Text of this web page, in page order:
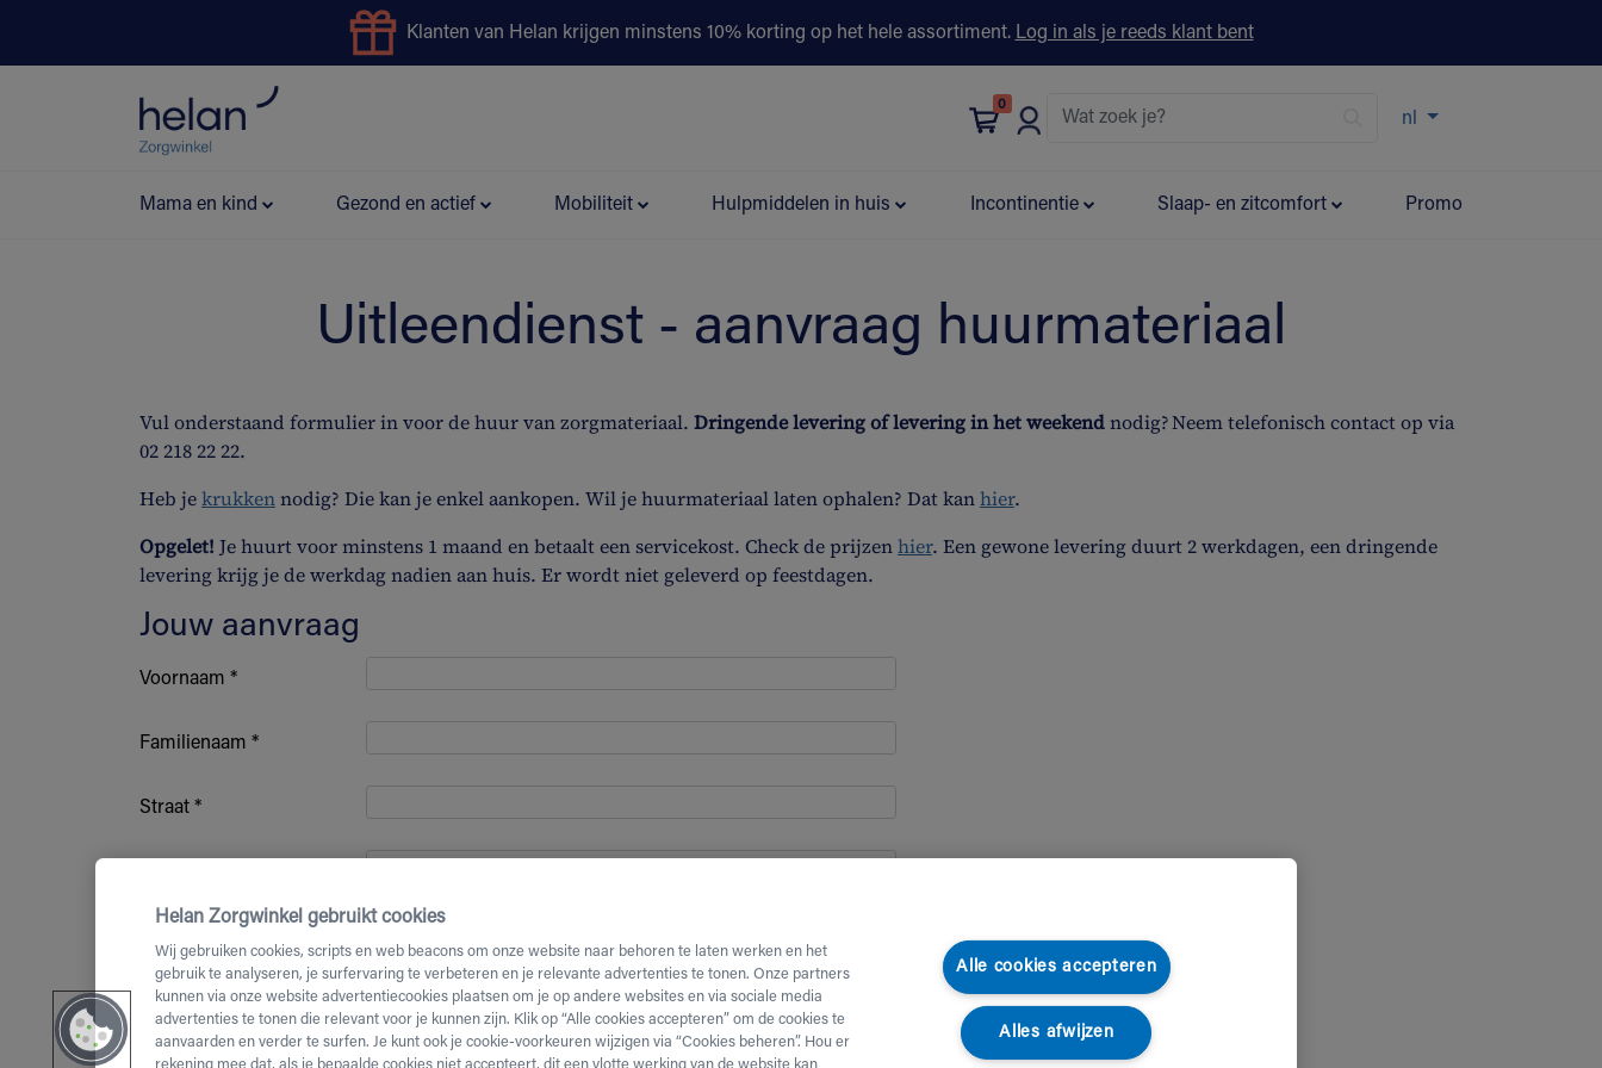
Klanten van Helan krijgen minstens 10% korting op het hele assortiment. Log in als je reeds klant bent
0
nl
Mama en kind Gezond en actief Mobiliteit Hulpmiddelen in huis Incontinentie Slaap- en zitcomfort Promo
Uitleendienst - aanvraag huurmateriaal
Vul onderstaand formulier in voor de huur van zorgmateriaal. Dringende levering of levering in het weekendnodig? Neem telefonisch contact op via
02 218 22 22.
Heb jekrukkennodig? Die kan je enkel aankopen. Wil je huurmateriaal laten ophalen? Dat kanhier.
Opgelet! Je huurt voor minstens 1 maand en betaalt een servicekost. Check de prijzenhier. Een gewone levering duurt 2 werkdagen, een dringende
levering krijg je de werkdag nadien aan huis. Er wordt niet geleverd op feestdagen.
Jouw aanvraag
Voornaam *
Familienaam *
Straat *
Postcode *
Helan Zorgwinkel gebruikt cookies
Wij gebruiken cookies, scripts en web beacons om onze website naar behoren te laten werken en het
gebruik te analyseren, je surfervaring te verbeteren en je relevante advertenties te tonen. Onze partners
kunnen via onze website advertentiecookies plaatsen om je op andere websites en via sociale media
advertenties te tonen die relevant voor je kunnen zijn. Klik op “Alle cookies accepteren” om de cookies te
aanvaarden en verder te surfen. Je kunt ook je cookie-voorkeuren wijzigen via “Cookies beheren”. Hou er
Alle cookies accepteren
Alles afwijzen